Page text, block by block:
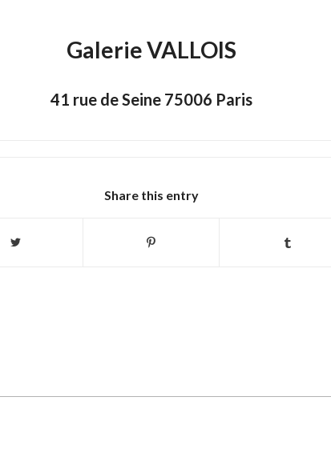
Galerie VALLOIS
41 rue de Seine 75006 Paris
Share this entry